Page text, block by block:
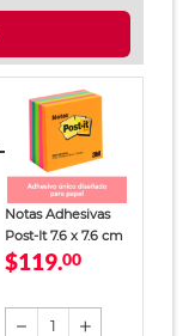
Notas Adhesivas
Post-It 7.6 x 7.6 cm
$119.00
1